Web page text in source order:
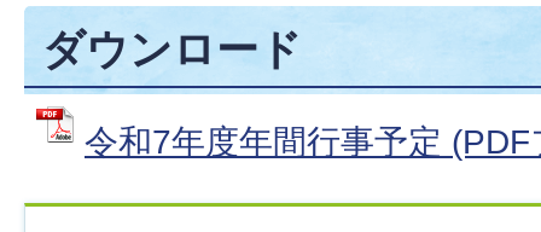
ダウンロード
令和7年度年間行事予定